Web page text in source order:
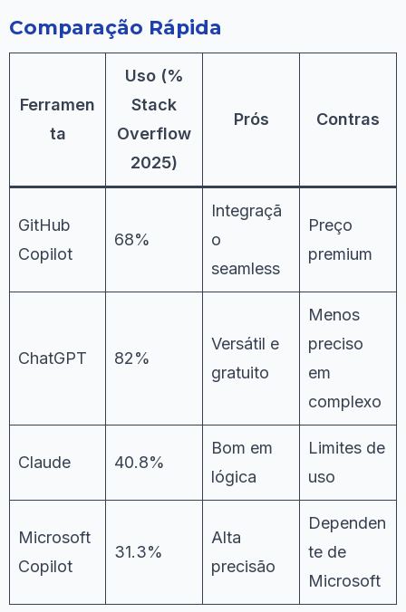
Comparação Rápida
Ferramen
ta
Uso (%
Stack
Overflow
2025)
Prós Contras
GitHub
Copilot
68%
Integraçã
o
seamless
Preço
premium
ChatGPT 82%
Versátil e
gratuito
Menos
preciso
em
complexo
Claude 40.8%
Bom em
lógica
Limites de
uso
Microsoft
Copilot
31.3%
Alta
precisão
Dependen
te de
Microsoft